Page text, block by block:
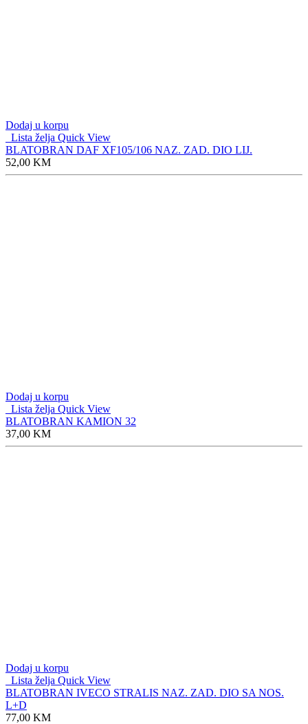
Dodaj u korpu
Lista želja Quick View
BLATOBRAN DAF XF105/106 NAZ. ZAD. DIO LIJ.
52,00 KM
Dodaj u korpu
Lista želja Quick View
BLATOBRAN KAMION 32
37,00 KM
Dodaj u korpu
Lista želja Quick View
BLATOBRAN IVECO STRALIS NAZ. ZAD. DIO SA NOS.
L+D
77,00 KM